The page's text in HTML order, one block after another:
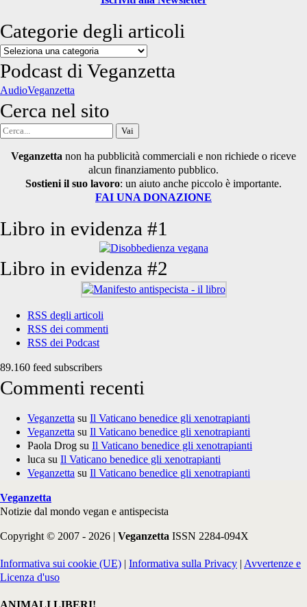
Categorie degli articoli
Categorie
degli
articoli
Podcast di Veganzetta
AudioVeganzetta
Cerca nel sito
Cerca
Veganzetta non ha pubblicità commerciali e non richiede o riceve
alcun finanziamento pubblico.
Sostieni il suo lavoro: un aiuto anche piccolo è importante.
FAI UNA DONAZIONE
Libro in evidenza #1
Libro in evidenza #2
RSS degli articoli
RSS dei commenti
RSS dei Podcast
89.160 feed subscribers
Commenti recenti
Veganzetta su Il Vaticano benedice gli xenotrapianti
Veganzetta su Il Vaticano benedice gli xenotrapianti
Paola Drog su Il Vaticano benedice gli xenotrapianti
luca su Il Vaticano benedice gli xenotrapianti
Veganzetta su Il Vaticano benedice gli xenotrapianti
Veganzetta
Notizie dal mondo vegan e antispecista
Copyright © 2007 - 2026 | Veganzetta ISSN 2284-094X
Informativa sui cookie (UE) | Informativa sulla Privacy | Avvertenze e
Licenza d'uso
ANIMALI LIBERI!